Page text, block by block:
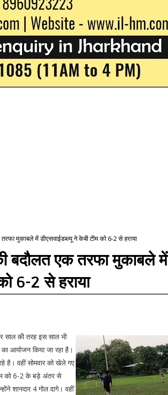
मुकाबले में डीएसवाईडब्ल्यू ने केबी टीम को 6-2 से हराया
बदौलत एक तरफा मुकाबले में
6-2 से हराया
साल की तरह इस साल भी
का आयोजन किया जा रहा है।
है। वहीं सोमवार को खेले गए
को 6-2 के बड़े अंतर से
शानदार 4 गोल दागे। वहीं